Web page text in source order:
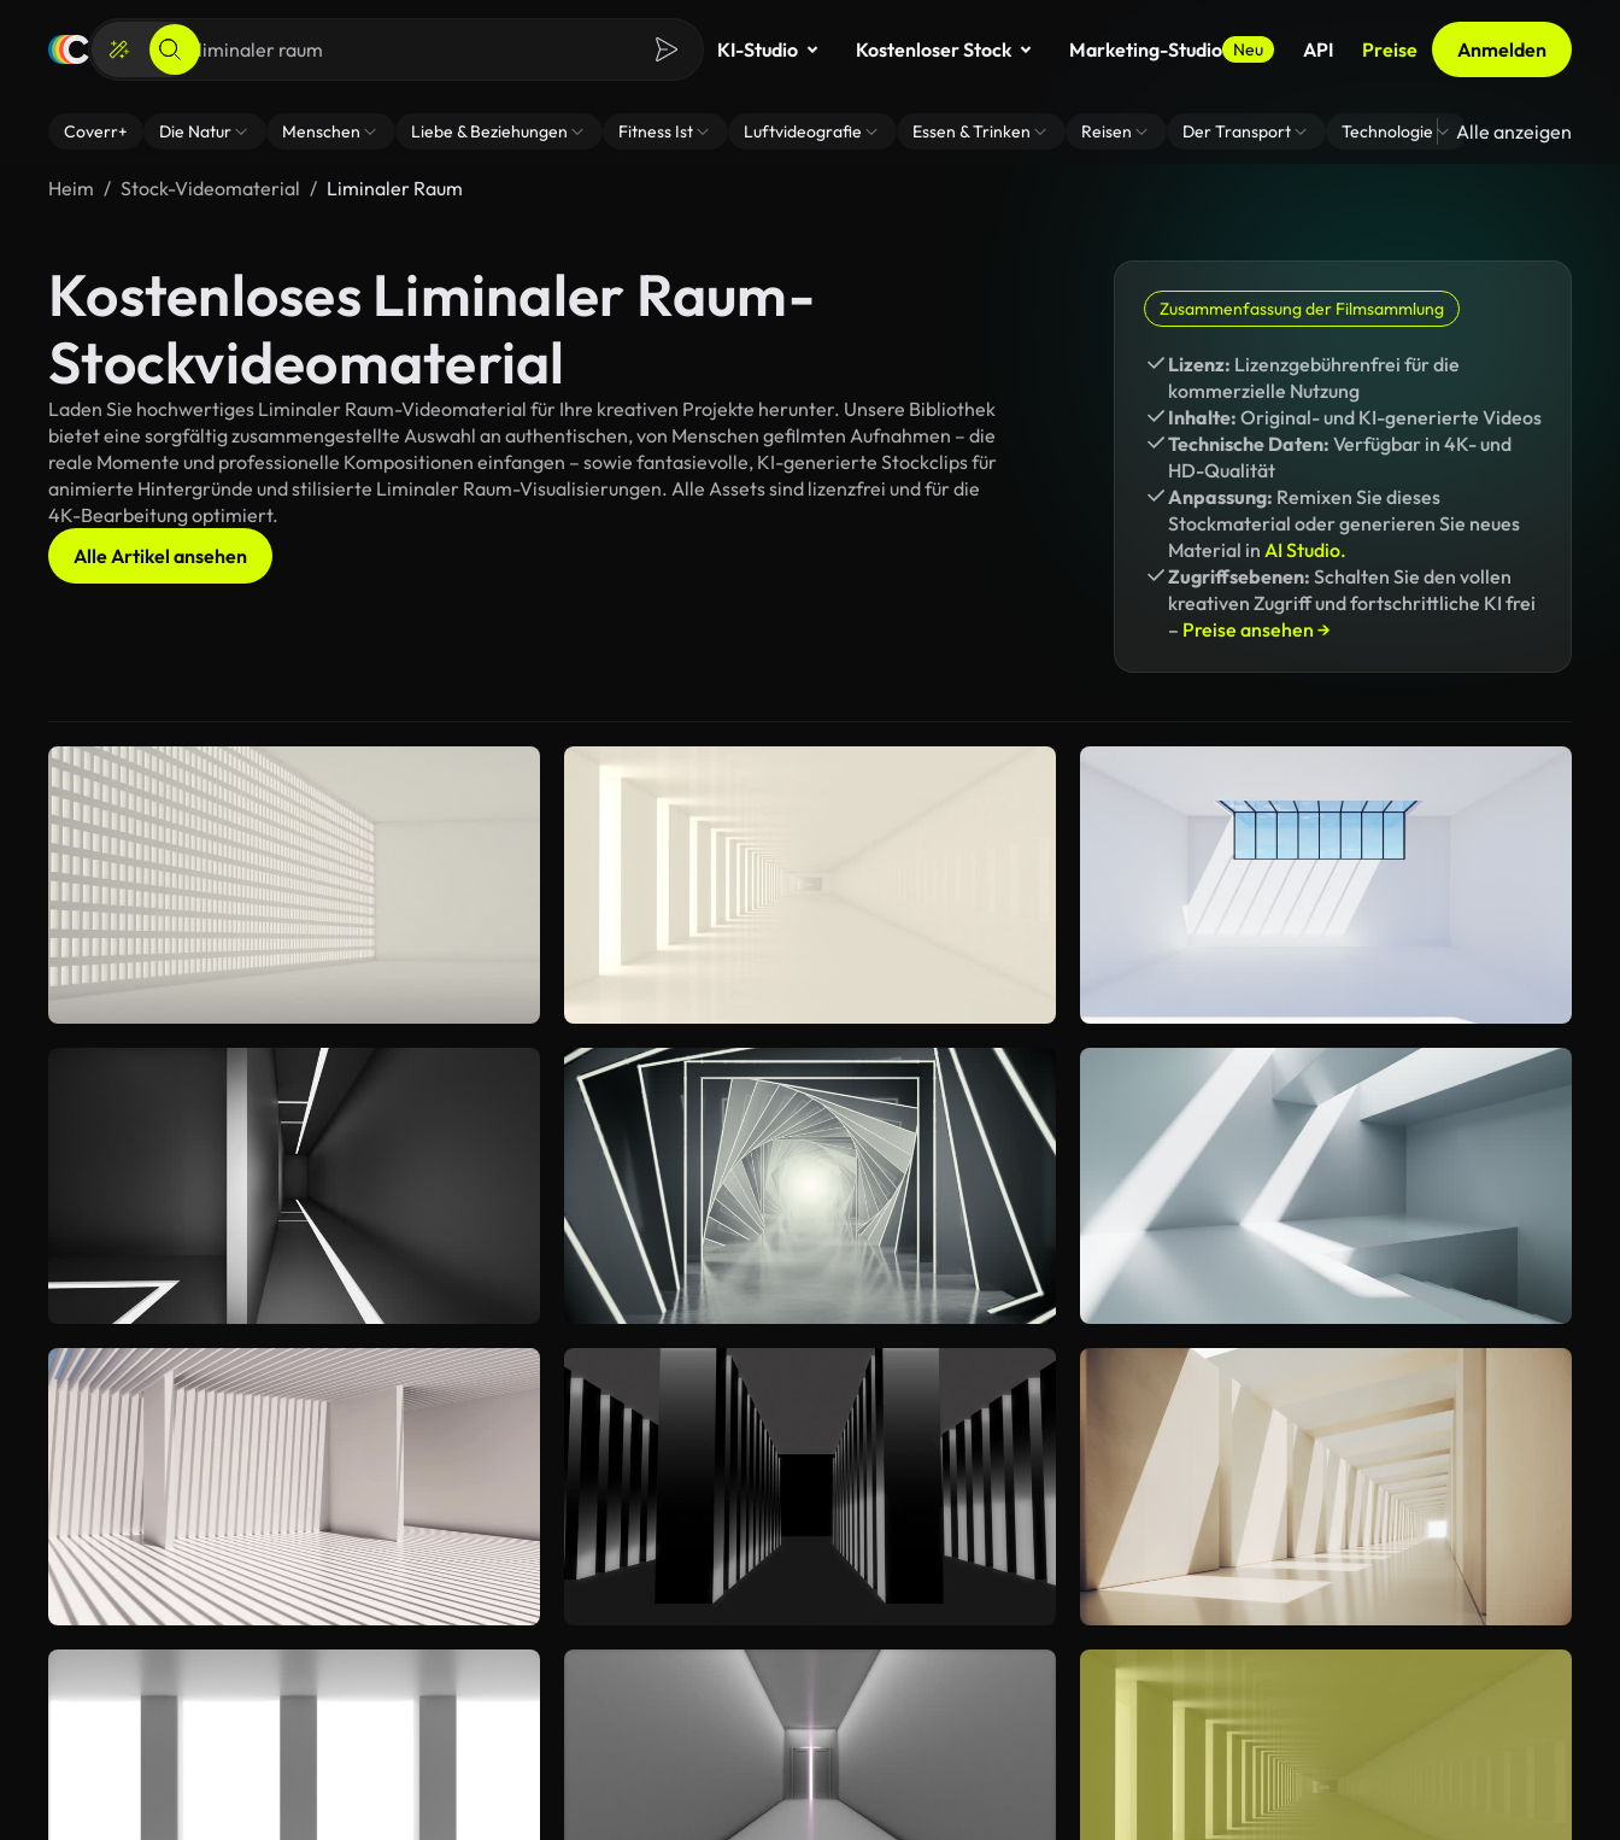
KI-Studio Kostenloser Stock Marketing-Studio Neu API Preise Anmelden
Coverr+ Die Natur Menschen Liebe & Beziehungen Fitness Ist Luftvideografie Essen & Trinken Reisen Der Transport Technologie Zoom Virtuelle
Alle anzeigen
Heim Stock-Videomaterial Liminaler Raum
Kostenloses Liminaler Raum-
Stockvideomaterial
Laden Sie hochwertiges Liminaler Raum-Videomaterial für Ihre kreativen Projekte herunter. Unsere Bibliothek
bietet eine sorgfältig zusammengestellte Auswahl an authentischen, von Menschen gefilmten Aufnahmen – die
reale Momente und professionelle Kompositionen einfangen – sowie fantasievolle, KI-generierte Stockclips für
animierte Hintergründe und stilisierte Liminaler Raum-Visualisierungen. Alle Assets sind lizenzfrei und für die
4K-Bearbeitung optimiert.
Alle Artikel ansehen
Zusammenfassung der Filmsammlung
Lizenz: Lizenzgebührenfrei für die
kommerzielle Nutzung
Inhalte: Original- und KI-generierte Videos
Technische Daten: Verfügbar in 4K- und
HD-Qualität
Anpassung: Remixen Sie dieses
Stockmaterial oder generieren Sie neues
Material in AI Studio.
Zugriffsebenen: Schalten Sie den vollen
kreativen Zugriff und fortschrittliche KI frei
– Preise ansehen →